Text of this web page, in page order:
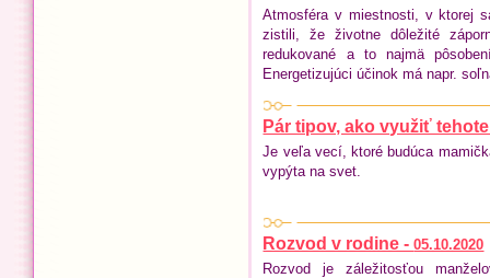
Atmosféra v miestnosti, v ktorej
zistili, že životne dôležité
redukované a to najmä
Energetizujúci účinok má napr.
Pár tipov, ako využiť
Je veľa vecí, ktoré budúca
vypýta na svet.
Rozvod v rodine -05.10.2020
Rozvod je záležitosťou